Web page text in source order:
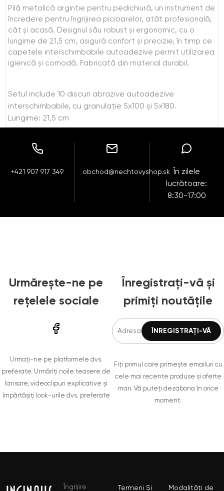
Pilă metalică argintie pentru pedichiură, un instrument de
încredere pentru îngrijirea picioarelor, atât profesională,
cât și acasă. Designul său robust și ergonomic, cu o
lungime de 21,5 cm, asigură confort și precizie, în timp ce
capetele interschimbabile autoadezive permit utilizarea
igienică și comodă. Fabricată din material durabil.
Setul include 10 discuri abrazive autoadezive
interschimbabile, cu granulație 5x100 și 5x180.
Lungime: 21,5 cm
+421 907 917 349 obchod@nechtovyshop.sk
În zilele
lucrătoare:
8:30-17:00
Urmărește-ne pe
rețelele sociale
Urmați-ne pe platformele dvs.
preferate. Urmăriți noile teasere de
lansare, videoclipuri explicative și
împărtășiți look-urile dvs. preferate
Înregistrați-vă și
primiți noutățile
Fiți primul care primește emailuri cu
cele mai recente produse și oferte
mari. Vă puteți dezabona în orice
moment.
Îngrijire Termeni Și Modalități de